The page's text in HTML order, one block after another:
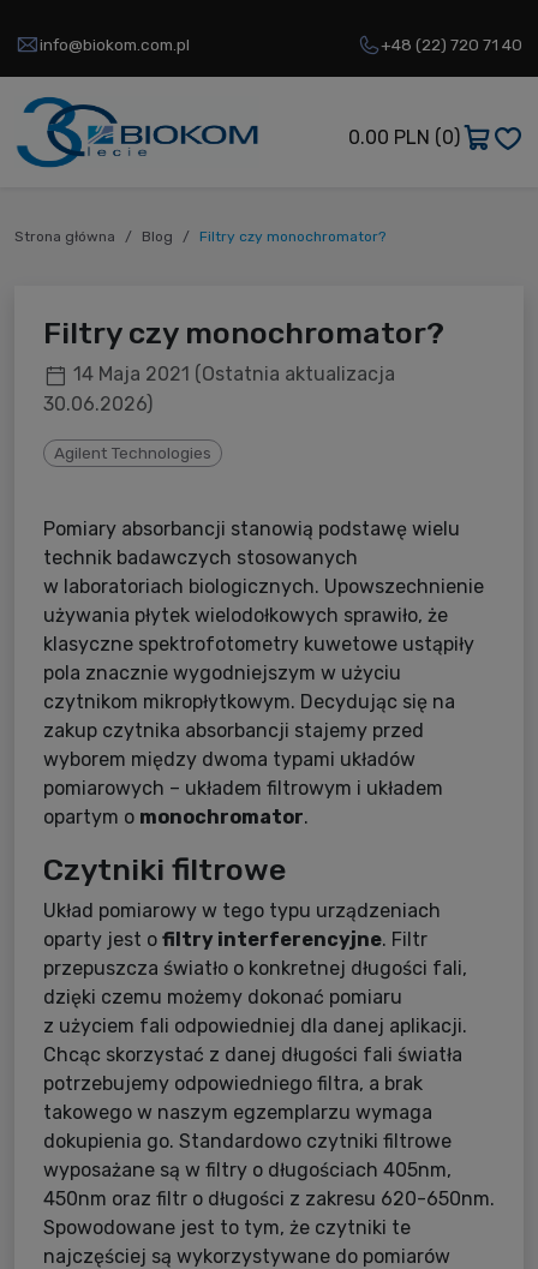
info@biokom.com.pl +48 (22) 720 71 40
0.00 PLN (0)
Strona główna Blog Filtry czy monochromator?
Filtry czy monochromator?
14 Maja 2021 (Ostatnia aktualizacja
30.06.2026)
Agilent Technologies
Pomiary absorbancji stanowią podstawę wielu
technik badawczych stosowanych
w laboratoriach biologicznych. Upowszechnienie
używania płytek wielodołkowych sprawiło, że
klasyczne spektrofotometry kuwetowe ustąpiły
pola znacznie wygodniejszym w użyciu
czytnikom mikropłytkowym. Decydując się na
zakup czytnika absorbancji stajemy przed
wyborem między dwoma typami układów
pomiarowych – układem filtrowym i układem
opartym o monochromator.
Czytniki filtrowe
Układ pomiarowy w tego typu urządzeniach
oparty jest o filtry interferencyjne. Filtr
przepuszcza światło o konkretnej długości fali,
dzięki czemu możemy dokonać pomiaru
z użyciem fali odpowiedniej dla danej aplikacji.
Chcąc skorzystać z danej długości fali światła
potrzebujemy odpowiedniego filtra, a brak
takowego w naszym egzemplarzu wymaga
dokupienia go. Standardowo czytniki filtrowe
wyposażane są w filtry o długościach 405nm,
450nm oraz filtr o długości z zakresu 620-650nm.
Spowodowane jest to tym, że czytniki te
najczęściej są wykorzystywane do pomiarów